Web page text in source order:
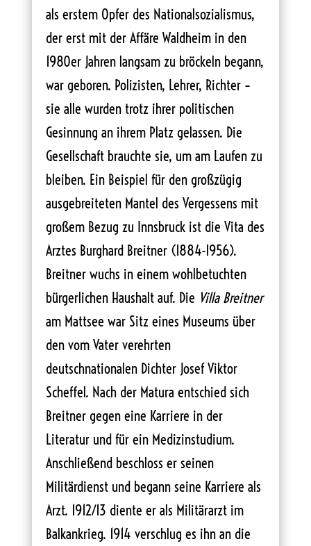
als erstem Opfer des Nationalsozialismus,
der erst mit der Affäre Waldheim in den
1980er Jahren langsam zu bröckeln begann,
war geboren. Polizisten, Lehrer, Richter –
sie alle wurden trotz ihrer politischen
Gesinnung an ihrem Platz gelassen. Die
Gesellschaft brauchte sie, um am Laufen zu
bleiben. Ein Beispiel für den großzügig
ausgebreiteten Mantel des Vergessens mit
großem Bezug zu Innsbruck ist die Vita des
Arztes Burghard Breitner (1884-1956).
Breitner wuchs in einem wohlbetuchten
bürgerlichen Haushalt auf. Die Villa Breitner
am Mattsee war Sitz eines Museums über
den vom Vater verehrten
deutschnationalen Dichter Josef Viktor
Scheffel. Nach der Matura entschied sich
Breitner gegen eine Karriere in der
Literatur und für ein Medizinstudium.
Anschließend beschloss er seinen
Militärdienst und begann seine Karriere als
Arzt. 1912/13 diente er als Militärarzt im
Balkankrieg. 1914 verschlug es ihn an die